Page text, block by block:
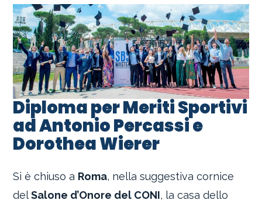
Diploma per Meriti Sportivi
ad Antonio Percassi e
Dorothea Wierer
Si è chiuso a Roma, nella suggestiva cornice
delSalone d’Onore del CONI, la casa dello